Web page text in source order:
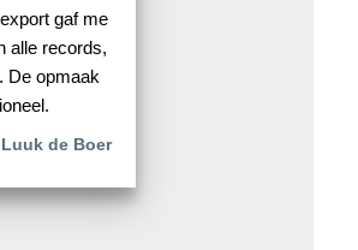
gaf me
alle records,
De opmaak
Luuk de Boer